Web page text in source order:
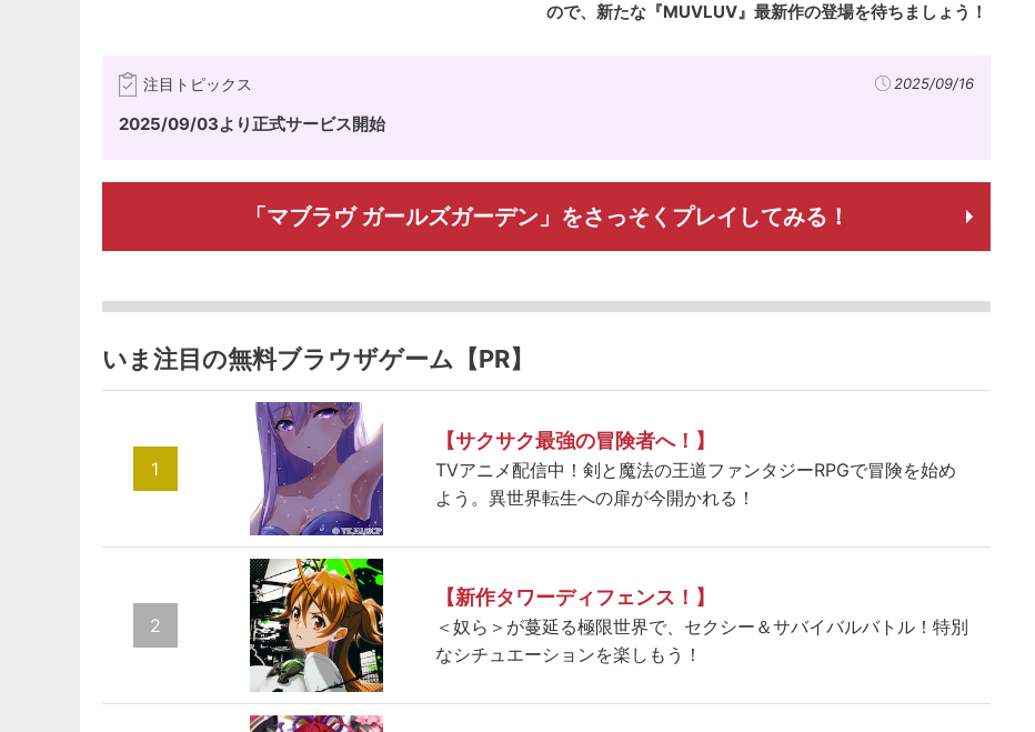
ので、新たな『MUVLUV』最新作の登場を待ちましょう！
注目トピックス 2025/09/16
2025/09/03より正式サービス開始
「マブラヴ ガールズガーデン」をさっそくプレイしてみる！
いま注目の無料ブラウザゲーム【PR】
1
【サクサク最強の冒険者へ！】
TVアニメ配信中！剣と魔法の王道ファンタジーRPGで冒険を始め
よう。異世界転生への扉が今開かれる！
2
【新作タワーディフェンス！】
＜奴ら＞が蔓延る極限世界で、セクシー＆サバイバルバトル！特別
なシチュエーションを楽しもう！